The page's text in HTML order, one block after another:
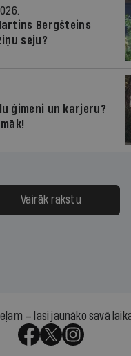
Bergšteins
seju?
ģimeni un karjeru?
Vairāk rakstu
— lasi jaunāko savā